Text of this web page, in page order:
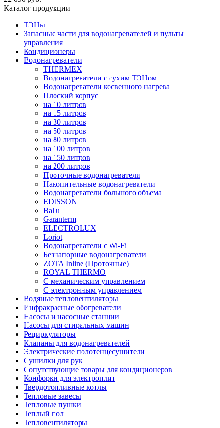
Каталог продукции
ТЭНы
Запасные части для водонагревателей и пульты
управления
Кондиционеры
Водонагреватели
THERMEX
Водонагреватели с сухим ТЭНом
Водонагреватели косвенного нагрева
Плоский корпус
на 10 литров
на 15 литров
на 30 литров
на 50 литров
на 80 литров
на 100 литров
на 150 литров
на 200 литров
Проточные водонагреватели
Накопительные водонагреватели
Водонагреватели большого объема
EDISSON
Ballu
Garanterm
ELECTROLUX
Loriot
Водонагреватели с Wi-Fi
Безнапорные водонагреватели
ZOTA Inline (Проточные)
ROYAL THERMO
С механическим управлением
С электронным управлением
Водяные тепловентиляторы
Инфракрасные обогреватели
Насосы и насосные станции
Насосы для стиральных машин
Рециркуляторы
Клапаны для водонагревателей
Электрические полотенцесушители
Сушилки для рук
Сопутствующие товары для кондиционеров
Конфорки для электроплит
Твердотопливные котлы
Тепловые завесы
Тепловые пушки
Теплый пол
Тепловентиляторы